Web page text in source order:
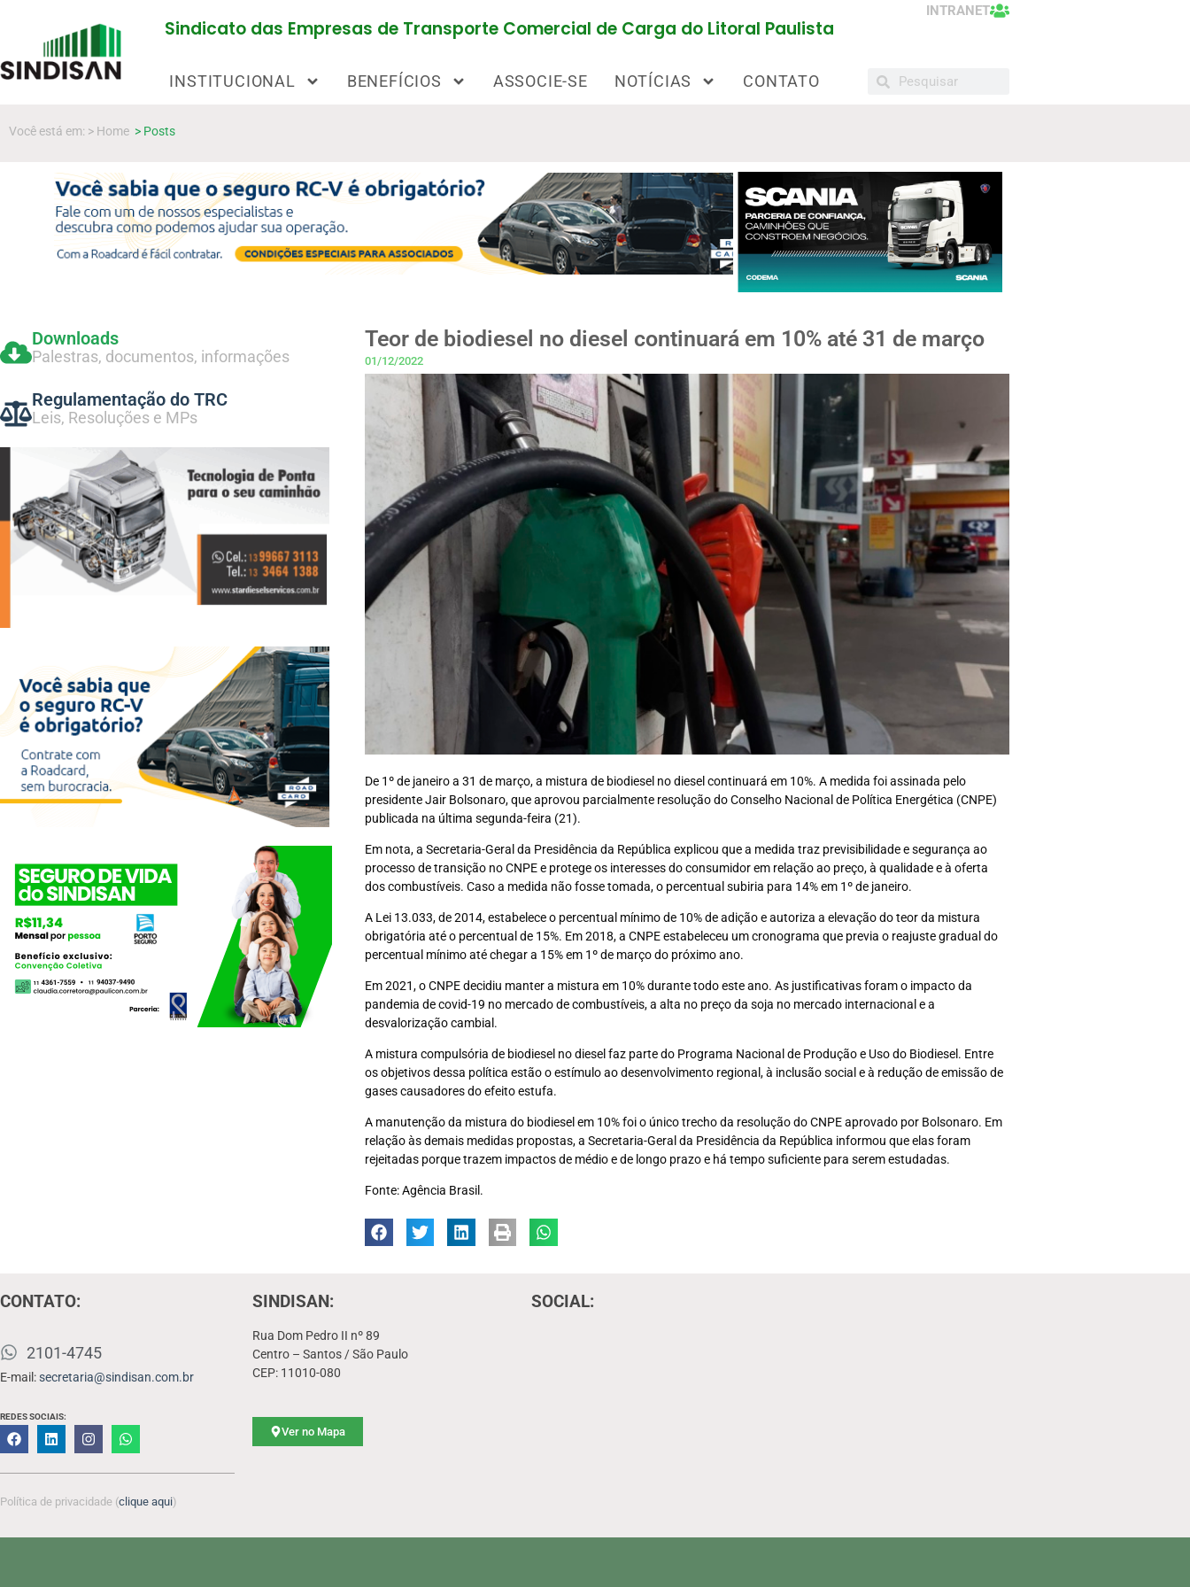
Sindicato das Empresas de Transporte Comercial de Carga do Litoral Paulista
INSTITUCIONAL BENEFÍCIOS ASSOCIE-SE NOTÍCIAS CONTATO
INTRANET
Você está em: > Home > Posts
Downloads
Palestras, documentos, informações
Regulamentação do TRC
Leis, Resoluções e MPs
Teor de biodiesel no diesel continuará em 10% até 31 de março
01/12/2022
De 1º de janeiro a 31 de março, a mistura de biodiesel no diesel continuará em 10%. A medida foi assinada pelo
presidente Jair Bolsonaro, que aprovou parcialmente resolução do Conselho Nacional de Política Energética (CNPE)
publicada na última segunda-feira (21).
Em nota, a Secretaria-Geral da Presidência da República explicou que a medida traz previsibilidade e segurança ao
processo de transição no CNPE e protege os interesses do consumidor em relação ao preço, à qualidade e à oferta
dos combustíveis. Caso a medida não fosse tomada, o percentual subiria para 14% em 1º de janeiro.
A Lei 13.033, de 2014, estabelece o percentual mínimo de 10% de adição e autoriza a elevação do teor da mistura
obrigatória até o percentual de 15%. Em 2018, a CNPE estabeleceu um cronograma que previa o reajuste gradual do
percentual mínimo até chegar a 15% em 1º de março do próximo ano.
Em 2021, o CNPE decidiu manter a mistura em 10% durante todo este ano. As justificativas foram o impacto da
pandemia de covid-19 no mercado de combustíveis, a alta no preço da soja no mercado internacional e a
desvalorização cambial.
A mistura compulsória de biodiesel no diesel faz parte do Programa Nacional de Produção e Uso do Biodiesel. Entre
os objetivos dessa política estão o estímulo ao desenvolvimento regional, à inclusão social e à redução de emissão de
gases causadores do efeito estufa.
A manutenção da mistura do biodiesel em 10% foi o único trecho da resolução do CNPE aprovado por Bolsonaro. Em
relação às demais medidas propostas, a Secretaria-Geral da Presidência da República informou que elas foram
rejeitadas porque trazem impactos de médio e de longo prazo e há tempo suficiente para serem estudadas.
Fonte: Agência Brasil.
CONTATO:
2101-4745
E-mail:secretaria@sindisan.com.br
REDES SOCIAIS:
Política de privacidade (clique aqui)
SINDISAN:
Rua Dom Pedro II nº 89
Centro – Santos / São Paulo
CEP: 11010-080
Ver no Mapa
SOCIAL: